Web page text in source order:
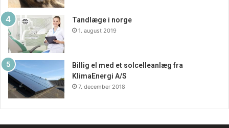
Tandlæge i norge
1. august 2019
Billig el med et solcelleanlæg fra
KlimaEnergi A/S
7. december 2018